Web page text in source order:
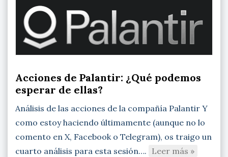
Acciones de Palantir: ¿Qué podemos
esperar de ellas?
Análisis de las acciones de la compañía Palantir Y
como estoy haciendo últimamente (aunque no lo
comento en X, Facebook o Telegram), os traigo un
cuarto análisis para esta sesión…. Leer más »